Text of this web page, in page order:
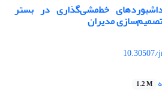
خط‌مشی‌گذاری در بستر
مدیران
10.30507/
1.2 M